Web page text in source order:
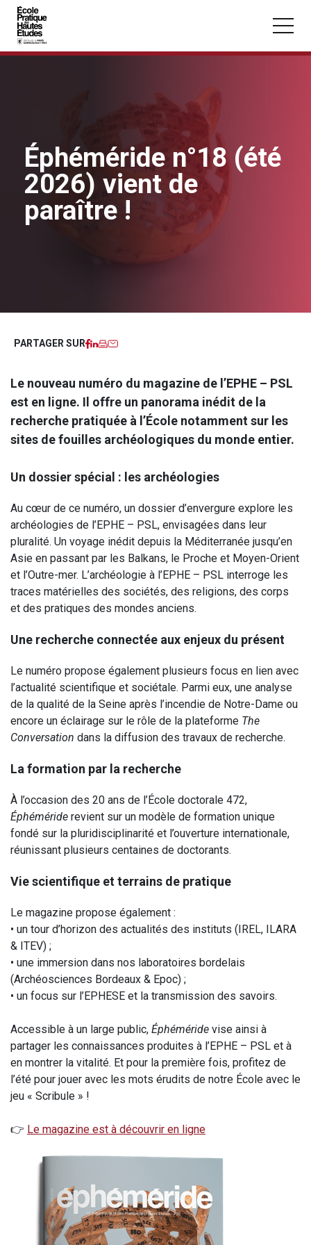
Vous recherchez peut-être :
Conférence Master
Éphéméride n°18 (été
2026) vient de
paraître !
PARTAGER SUR Facebook
LinkedIn
Imprimer
Le nouveau numéro du magazine de l’EPHE – PSL
est en ligne. Il offre un panorama inédit de la
recherche pratiquée à l’École notamment sur les
sites de fouilles archéologiques du monde entier.
Un dossier spécial : les archéologies
Au cœur de ce numéro, un dossier d’envergure explore les
archéologies de l’EPHE – PSL, envisagées dans leur
pluralité. Un voyage inédit depuis la Méditerranée jusqu’en
Asie en passant par les Balkans, le Proche et Moyen-Orient
et l’Outre-mer. L’archéologie à l’EPHE – PSL interroge les
traces matérielles des sociétés, des religions, des corps
et des pratiques des mondes anciens.
Une recherche connectée aux enjeux du présent
Le numéro propose également plusieurs focus en lien avec
l’actualité scientifique et sociétale. Parmi eux, une analyse
de la qualité de la Seine après l’incendie de Notre-Dame ou
encore un éclairage sur le rôle de la plateforme The
Conversation dans la diffusion des travaux de recherche.
La formation par la recherche
À l’occasion des 20 ans de l’École doctorale 472,
Éphéméride revient sur un modèle de formation unique
fondé sur la pluridisciplinarité et l’ouverture internationale,
réunissant plusieurs centaines de doctorants.
Vie scientifique et terrains de pratique
Le magazine propose également :
• un tour d’horizon des actualités des instituts (IREL, ILARA
& ITEV) ;
• une immersion dans nos laboratoires bordelais
(Archéosciences Bordeaux & Epoc) ;
• un focus sur l’EPHESE et la transmission des savoirs.
Accessible à un large public, Éphéméride vise ainsi à
partager les connaissances produites à l’EPHE – PSL et à
en montrer la vitalité. Et pour la première fois, profitez de
l’été pour jouer avec les mots érudits de notre École avec le
jeu « Scribule » !
👉 Le magazine est à découvrir en ligne
Panneau de gestion des cookies